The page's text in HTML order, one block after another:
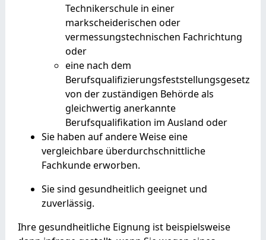
Technikerschule in einer
markscheiderischen oder
vermessungstechnischen Fachrichtung
oder
eine nach dem
Berufsqualifizierungsfeststellungsgesetz
von der zuständigen Behörde als
gleichwertig anerkannte
Berufsqualifikation im Ausland oder
Sie haben auf andere Weise eine
vergleichbare überdurchschnittliche
Fachkunde erworben.
Sie sind gesundheitlich geeignet und
zuverlässig.
Ihre gesundheitliche Eignung ist beispielsweise